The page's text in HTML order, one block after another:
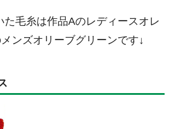
た毛糸は作品Aのレディースオレ
ンズオリーブグリーンです↓